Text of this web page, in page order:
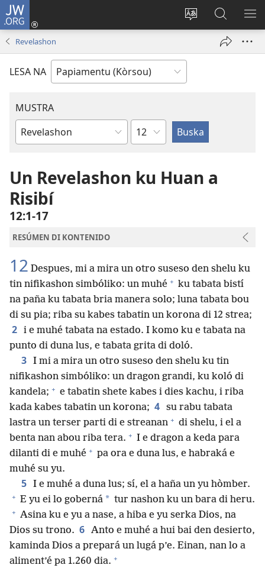
JW.ORG
Kambia
Log
window)
Buska
Riba
JW.ORG
Revelashon
LESA NA
MUSTRA
Buki
Beibel
Kapítulo
Un Revelashon ku Huan a
Risibí
12:1-17
RESÚMEN DI KONTENIDO
12 Despues, mi a mira un otro suseso den shelu ku
tin nifikashon simbóliko: un muhé + ku tabata bistí
na paña ku tabata bria manera solo; luna tabata bou
di su pia; riba su kabes tabatin un korona di 12 strea;
2 i e muhé tabata na estado. I komo ku e tabata na
punto di duna lus, e tabata grita di doló.
3 I mi a mira un otro suseso den shelu ku tin
nifikashon simbóliko: un dragon grandi, ku koló di
kandela; + e tabatin shete kabes i dies kachu, i riba
kada kabes tabatin un korona; 4 su rabu tabata
lastra un terser parti di e streanan + di shelu, i el a
benta nan abou riba tera. + I e dragon a keda para
dilanti di e muhé + pa ora e duna lus, e habraká e
muhé su yu.
5 I e muhé a duna lus; sí, el a haña un yu hòmber.
+ E yu ei lo goberná * tur nashon ku un bara di heru.
+ Asina ku e yu a nase, a hiba e yu serka Dios, na
Dios su trono. 6 Anto e muhé a hui bai den desierto,
kaminda Dios a prepará un lugá p’e. Einan, nan lo a
aliment’é pa 1.260 dia. +